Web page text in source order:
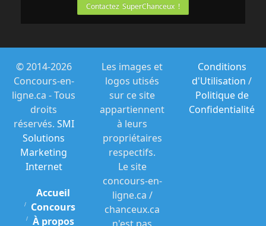
Contactez SuperChanceux !
© 2014-2026
Concours-en-
ligne.ca - Tous
droits
réservés. SMI
Solutions
Marketing
Internet
Accueil
Concours
À propos
Les images et
logos utisés
sur ce site
appartiennent
à leurs
propriétaires
respectifs.
Le site
concours-en-
ligne.ca /
chanceux.ca
Conditions
d'Utilisation /
Politique de
Confidentialité